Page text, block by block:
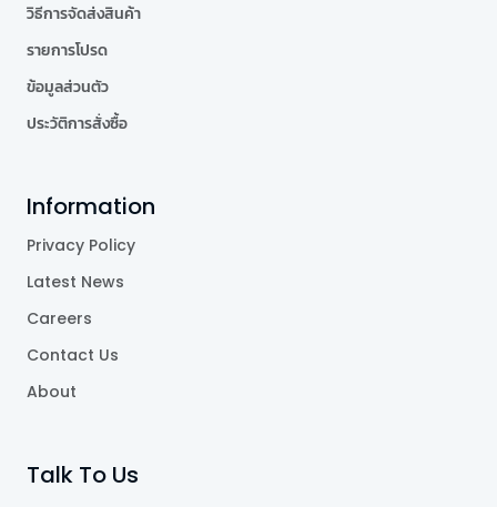
วิธีการจัดส่งสินค้า
รายการโปรด
ข้อมูลส่วนตัว
ประวัติการสั่งซื้อ
Information
Privacy Policy
Latest News
Careers
Contact Us
About
Talk To Us